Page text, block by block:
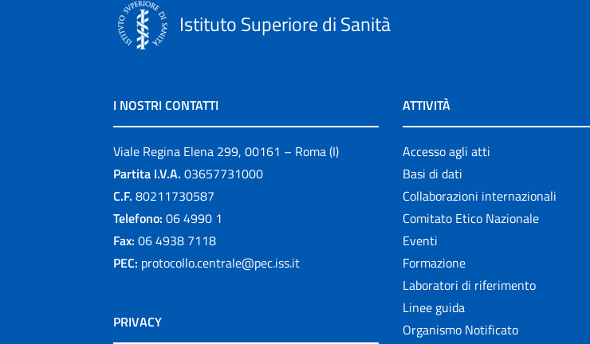
Istituto Superiore di Sanità
I NOSTRI CONTATTI
Viale Regina Elena 299, 00161 – Roma (I)
Partita I.V.A. 03657731000
C.F. 80211730587
Telefono: 06 4990 1
Fax: 06 4938 7118
PEC: protocollo.centrale@pec.iss.it
PRIVACY
ATTIVITÀ
Accesso agli atti
Basi di dati
Collaborazioni internazionali
Comitato Etico Nazionale
Eventi
Formazione
Laboratori di riferimento
Linee guida
Organismo Notificato